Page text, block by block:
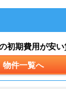
初期費用が安
物件一覧へ